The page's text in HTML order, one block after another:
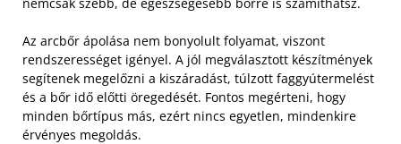
Az arcbőr ápolása nem bonyolult folyamat, viszont
rendszerességet igényel. A jól megválasztott készítmények
segítenek megelőzni a kiszáradást, túlzott faggyútermelést
és a bőr idő előtti öregedését. Fontos megérteni, hogy
minden bőrtípus más, ezért nincs egyetlen, mindenkire
érvényes megoldás.